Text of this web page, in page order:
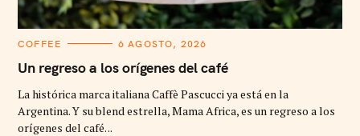
C
T
E
O
R
I
E
COFFEE 6 AGOSTO, 2026
Un regreso a los orígenes del café
La histórica marca italiana Caffè Pascucci ya está en la
Argentina. Y su blend estrella, Mama Africa, es un regreso a los
orígenes del café. ..